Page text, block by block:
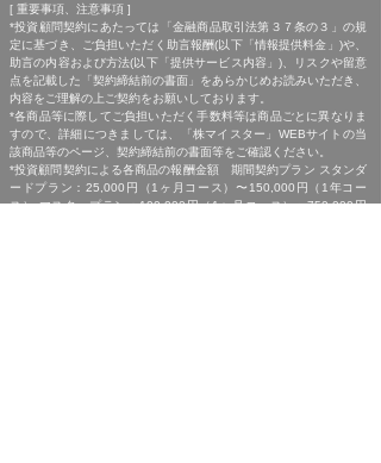
[ 重要事項、注意事項 ]
*投資顧問契約にあたっては「金融商品取引法第３７条の３」の規
定に基づき、ご負担いただく助言報酬(以下「情報提供料金」)や、
助言の内容および方法(以下「提供サービス内容」)、リスクや留意
点を記載した「契約締結前の書面」をあらかじめお読みいただき、
内容をご理解の上ご契約をお願いしております。
*各商品等に際してご負担いただく手数料等は商品ごとに異なりま
すので、詳細につきましては、「株マイスター」WEBサイトの当
該商品等のページ、契約締結前の書面等をご確認ください。
*投資顧問契約による各商品の報酬金額 期間契約プラン スタンダ
ードプラン：25,000円（1ヶ月コース）〜150,000円（1年コー
ス） マスタープラン：100,000円（1ヶ月コース）〜750,000円